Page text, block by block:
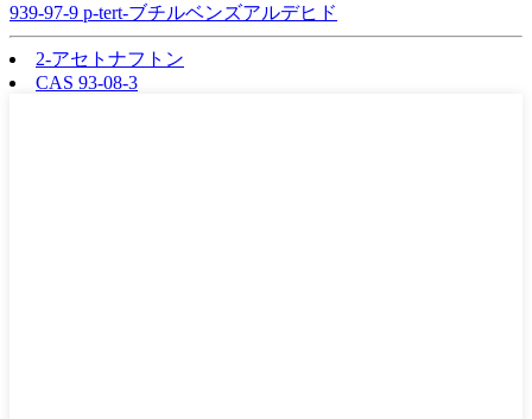
939-97-9 p-tert-ブチルベンズアルデヒド
2-アセトナフトン
CAS 93-08-3